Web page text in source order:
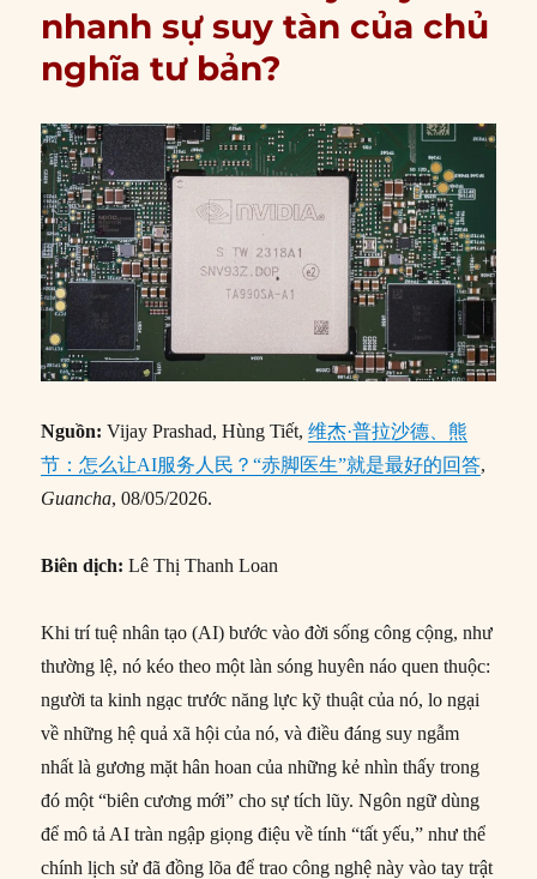
nhanh sự suy tàn của chủ
nghĩa tư bản?
Nguồn:Vijay Prashad, Hùng Tiết,维杰·普拉沙德、熊
节：怎么让AI服务人民？“赤脚医生”就是最好的回答,
Guancha, 08/05/2026.
Biên dịch:Lê Thị Thanh Loan
Khi trí tuệ nhân tạo (AI) bước vào đời sống công cộng, như
thường lệ, nó kéo theo một làn sóng huyên náo quen thuộc:
người ta kinh ngạc trước năng lực kỹ thuật của nó, lo ngại
về những hệ quả xã hội của nó, và điều đáng suy ngẫm
nhất là gương mặt hân hoan của những kẻ nhìn thấy trong
đó một “biên cương mới” cho sự tích lũy. Ngôn ngữ dùng
để mô tả AI tràn ngập giọng điệu về tính “tất yếu,” như thể
chính lịch sử đã đồng lõa để trao công nghệ này vào tay trật